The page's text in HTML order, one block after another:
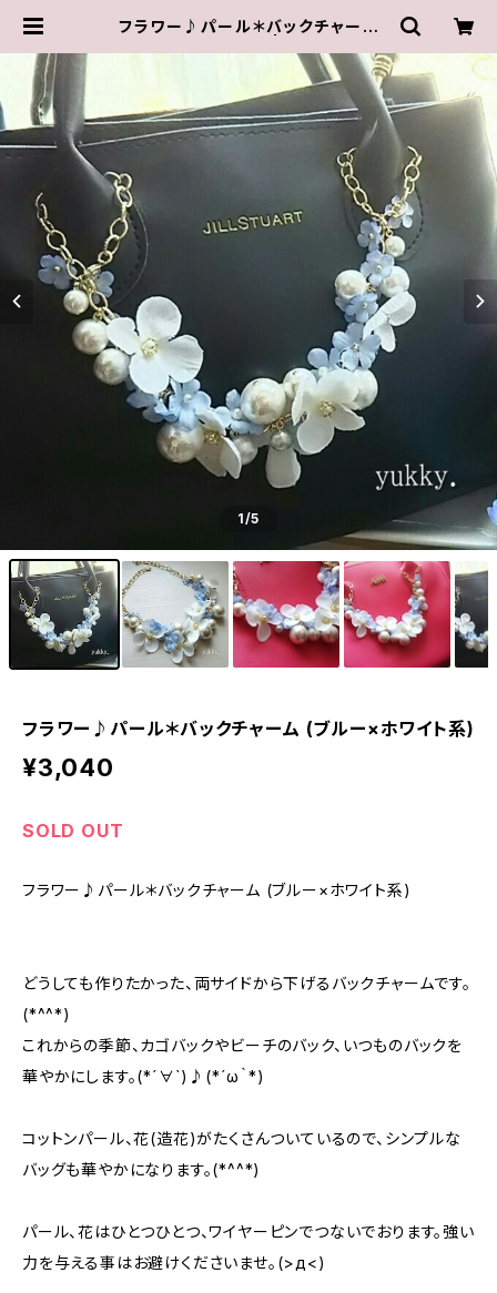
フラワー♪パール＊バックチャーム
ぷ（yukky.）アクセサリーショップ
1/5
フラワー♪パール＊バックチャーム (ブルー×ホワイト系)
¥3,040
SOLD OUT
フラワー♪パール＊バックチャーム (ブルー×ホワイト系)
どうしても作りたかった、両サイドから下げるバックチャームです。
(*^^*)
これからの季節、カゴバックやビーチのバック、いつものバックを
華やかにします。(*´∀`)♪(*´ω｀*)
コットンパール、花(造花)がたくさんついているので、シンプルな
バッグも華やかになります。(*^^*)
パール、花はひとつひとつ、ワイヤーピンでつないでおります。強い
力を与える事はお避けくださいませ。(>д<)